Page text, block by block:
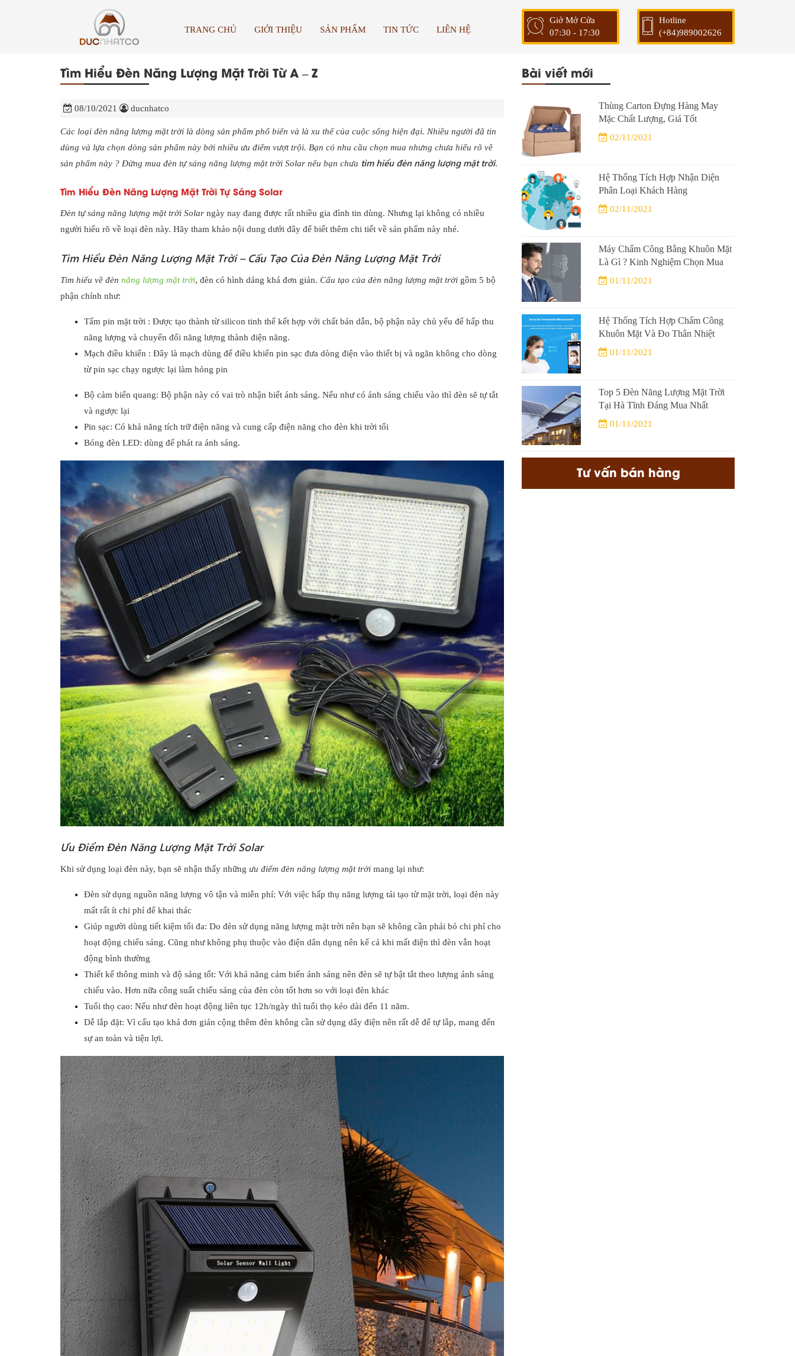
TRANG CHỦ GIỚI THIỆU SẢN PHẨM TIN TỨC LIÊN HỆ
Giở Mở Cửa
07:30 - 17:30
Hotline
(+84)989002626
Tìm Hiểu Đèn Năng Lượng Mặt Trời Từ A – Z
08/10/2021 ducnhatco
Các loại đèn năng lượng mặt trời là dòng sản phẩm phổ biến và là xu thế của cuộc sống hiện đại. Nhiều người đã tin
dùng và lựa chọn dòng sản phẩm này bởi nhiều ưu điểm vượt trội. Bạn có nhu cầu chọn mua nhưng chưa hiểu rõ về
sản phẩm này ? Đừng mua đèn tự sáng năng lượng mặt trời Solar nếu bạn chưa tìm hiểu đèn năng lượng mặt trời.
Tìm Hiểu Đèn Năng Lượng Mặt Trời Tự Sáng Solar
Đèn tự sáng năng lượng mặt trời Solar ngày nay đang được rất nhiều gia đình tin dùng. Nhưng lại không có nhiều
người hiểu rõ về loại đèn này. Hãy tham khảo nội dung dưới đây để biết thêm chi tiết về sản phẩm này nhé.
Tìm Hiểu Đèn Năng Lượng Mặt Trời – Cấu Tạo Của Đèn Năng Lượng Mặt Trời
Tìm hiểu về đèn năng lượng mặt trời, đèn có hình dáng khá đơn giản. Cấu tạo của đèn năng lượng mặt trời gồm 5 bộ
phận chính như:
Tấm pin mặt trời : Được tạo thành từ silicon tinh thể kết hợp với chất bán dẫn, bộ phận này chủ yếu để hấp thu
năng lượng và chuyển đổi năng lượng thành điện năng.
Mạch điều khiển : Đây là mạch dùng để điều khiển pin sạc đưa dòng điện vào thiết bị và ngăn không cho dòng
từ pin sạc chạy ngược lại làm hỏng pin
Bộ cảm biến quang: Bộ phận này có vai trò nhận biết ánh sáng. Nếu như có ánh sáng chiếu vào thì đèn sẽ tự tắt
và ngược lại
Pin sạc: Có khả năng tích trữ điện năng và cung cấp điện năng cho đèn khi trời tối
Bóng đèn LED: dùng để phát ra ánh sáng.
Ưu Điểm Đèn Năng Lượng Mặt Trời Solar
Khi sử dụng loại đèn này, bạn sẽ nhận thấy những ưu điểm đèn năng lượng mặt trời mang lại như:
Đèn sử dụng nguồn năng lượng vô tận và miễn phí: Với việc hấp thụ năng lượng tái tạo từ mặt trời, loại đèn này
mất rất ít chi phí để khai thác
Giúp người dùng tiết kiệm tối đa: Do đèn sử dụng năng lượng mặt trời nên bạn sẽ không cần phải bỏ chi phí cho
hoạt động chiếu sáng. Cũng như không phụ thuộc vào điện dân dụng nên kể cả khi mất điện thì đèn vẫn hoạt
động bình thường
Thiết kế thông minh và độ sáng tốt: Với khả năng cảm biến ánh sáng nên đèn sẽ tự bật tắt theo lượng ánh sáng
chiếu vào. Hơn nữa công suất chiếu sáng của đèn còn tốt hơn so với loại đèn khác
Tuổi thọ cao: Nếu như đèn hoạt động liên tục 12h/ngày thì tuổi thọ kéo dài đến 11 năm.
Dễ lắp đặt: Vì cấu tạo khá đơn giản cộng thêm đèn không cần sử dụng dây điện nên rất dễ để tự lắp, mang đến
sự an toàn và tiện lợi.
Bài viết mới
Thùng Carton Đựng Hàng May
Mặc Chất Lượng, Giá Tốt
02/11/2021
Hệ Thống Tích Hợp Nhận Diện
Phân Loại Khách Hàng
02/11/2021
Máy Chấm Công Bằng Khuôn Mặt
Là Gì ? Kinh Nghiệm Chọn Mua
01/11/2021
Hệ Thống Tích Hợp Chấm Công
Khuôn Mặt Và Đo Thân Nhiệt
01/11/2021
Top 5 Đèn Năng Lượng Mặt Trời
Tại Hà Tĩnh Đáng Mua Nhất
01/11/2021
Tư vấn bán hàng